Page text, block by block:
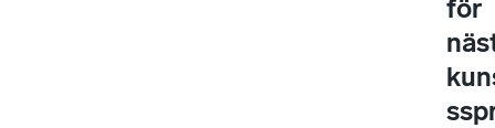
för